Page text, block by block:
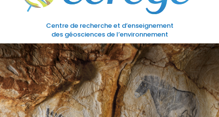
Centre de recherche et d’enseignement
des géosciences de l’environnement